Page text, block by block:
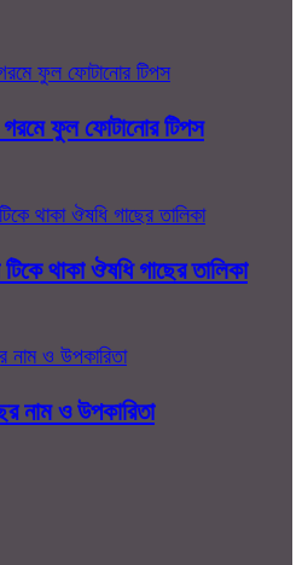
গরমে ফুল ফোটানোর টিপস
থাকা ঔষধি গাছের তালিকা
নাম ও উপকারিতা